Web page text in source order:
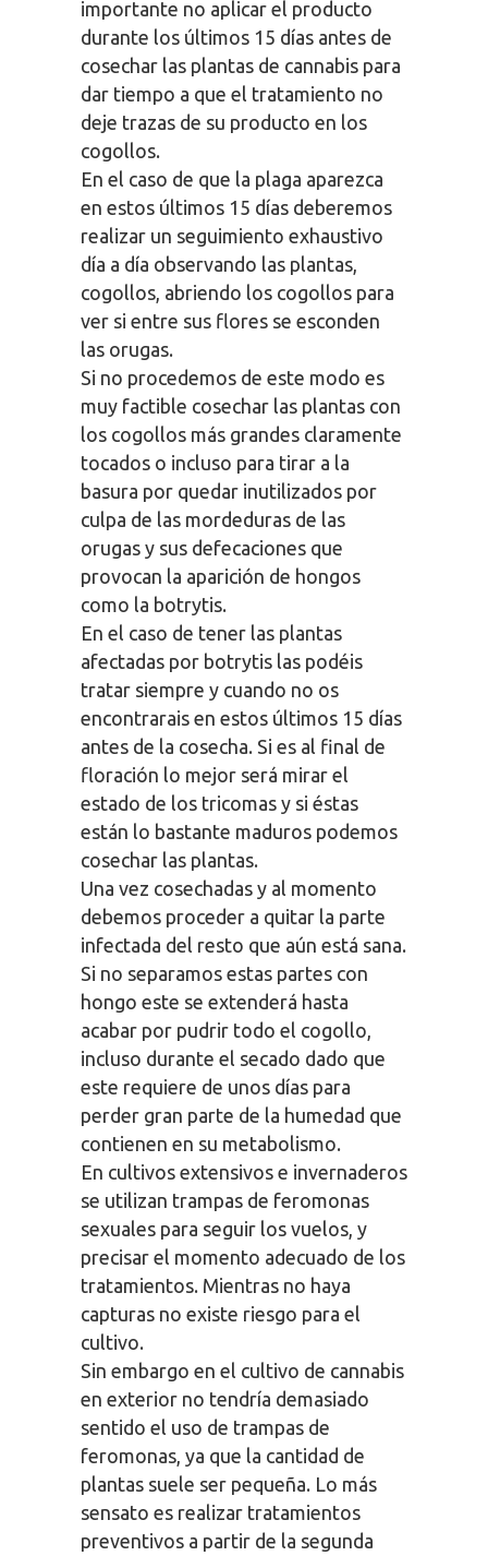
importante no aplicar el producto
durante los últimos 15 días antes de
cosechar las plantas de cannabis para
dar tiempo a que el tratamiento no
deje trazas de su producto en los
cogollos.
En el caso de que la plaga aparezca
en estos últimos 15 días deberemos
realizar un seguimiento exhaustivo
día a día observando las plantas,
cogollos, abriendo los cogollos para
ver si entre sus flores se esconden
las orugas.
Si no procedemos de este modo es
muy factible cosechar las plantas con
los cogollos más grandes claramente
tocados o incluso para tirar a la
basura por quedar inutilizados por
culpa de las mordeduras de las
orugas y sus defecaciones que
provocan la aparición de hongos
como la botrytis.
En el caso de tener las plantas
afectadas por botrytis las podéis
tratar siempre y cuando no os
encontrarais en estos últimos 15 días
antes de la cosecha. Si es al final de
floración lo mejor será mirar el
estado de los tricomas y si éstas
están lo bastante maduros podemos
cosechar las plantas.
Una vez cosechadas y al momento
debemos proceder a quitar la parte
infectada del resto que aún está sana.
Si no separamos estas partes con
hongo este se extenderá hasta
acabar por pudrir todo el cogollo,
incluso durante el secado dado que
este requiere de unos días para
perder gran parte de la humedad que
contienen en su metabolismo.
En cultivos extensivos e invernaderos
se utilizan trampas de feromonas
sexuales para seguir los vuelos, y
precisar el momento adecuado de los
tratamientos. Mientras no haya
capturas no existe riesgo para el
cultivo.
Sin embargo en el cultivo de cannabis
en exterior no tendría demasiado
sentido el uso de trampas de
feromonas, ya que la cantidad de
plantas suele ser pequeña. Lo más
sensato es realizar tratamientos
preventivos a partir de la segunda